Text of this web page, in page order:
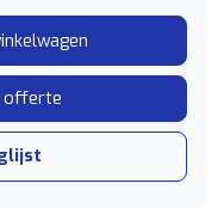
offerte